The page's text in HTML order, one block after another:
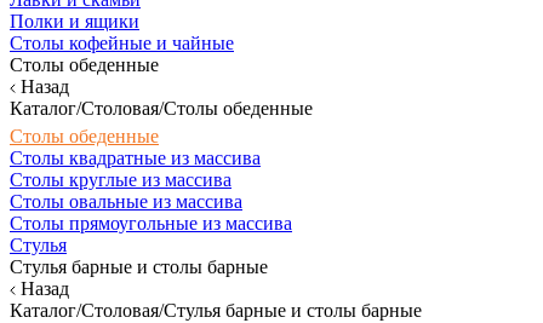
Полки и ящики
Столы кофейные и чайные
Столы обеденные
Назад
Каталог/Столовая/Столы обеденные
Столы обеденные
Столы квадратные из массива
Столы круглые из массива
Столы овальные из массива
Столы прямоугольные из массива
Стулья
Стулья барные и столы барные
Назад
Каталог/Столовая/Стулья барные и столы барные